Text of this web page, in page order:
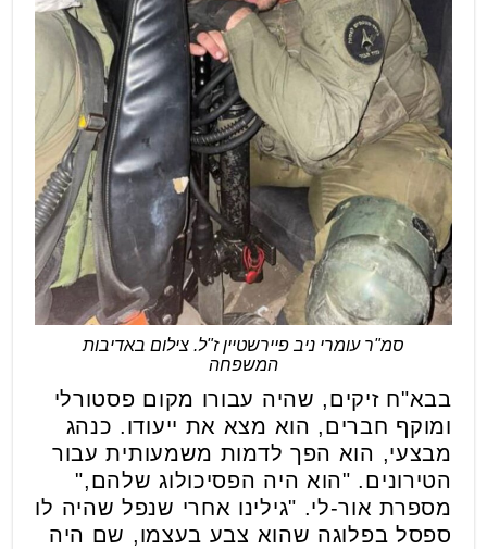
סמ"ר עומרי ניב פיירשטיין ז"ל. צילום באדיבות
המשפחה
בבא"ח זיקים, שהיה עבורו מקום פסטורלי
ומוקף חברים, הוא מצא את ייעודו. כנהג
מבצעי, הוא הפך לדמות משמעותית עבור
הטירונים. "הוא היה הפסיכולוג שלהם,"
מספרת אור-לי. "גילינו אחרי שנפל שהיה לו
ספסל בפלוגה שהוא צבע בעצמו, שם היה